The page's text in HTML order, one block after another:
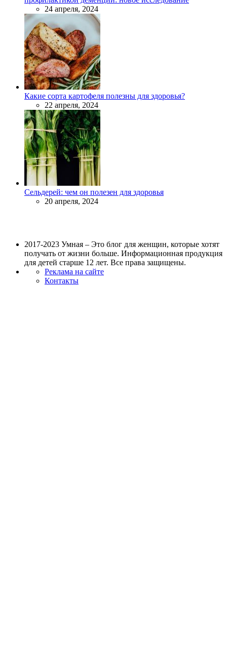
24 апреля, 2024
Какие сорта картофеля полезны для здоровья?
22 апреля, 2024
Сельдерей: чем он полезен для здоровья
20 апреля, 2024
2017-2023 Умная – Это блог для женщин, которые хотят
получать от жизни больше. Информационная продукция
для детей старше 12 лет. Все права защищены.
Реклама на сайте
Контакты